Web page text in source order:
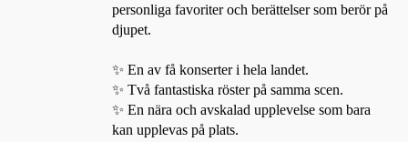
personliga favoriter och berättelser som berör på
djupet.
✨ En av få konserter i hela landet.
✨ Två fantastiska röster på samma scen.
✨ En nära och avskalad upplevelse som bara
kan upplevas på plats.